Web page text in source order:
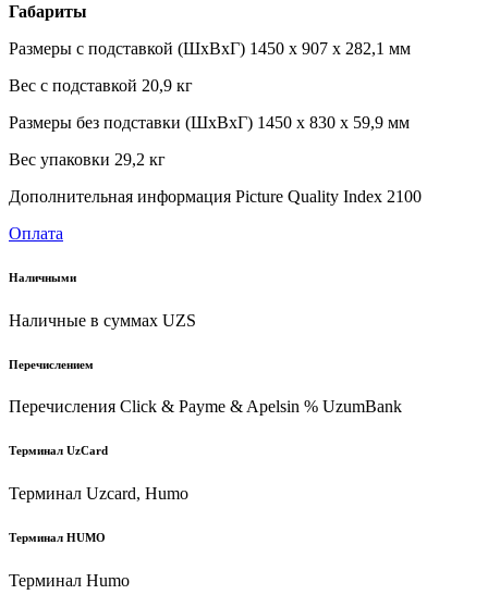
Габариты
Размеры с подставкой (ШxВxГ) 1450 х 907 х 282,1 мм
Вес с подставкой 20,9 кг
Размеры без подставки (ШxВxГ) 1450 х 830 х 59,9 мм
Вес упаковки 29,2 кг
Дополнительная информация Picture Quality Index 2100
Оплата
Наличными
Наличные в суммах UZS
Перечислением
Перечисления Click & Payme & Apelsin % UzumBank
Терминал UzCard
Терминал Uzcard, Humo
Терминал HUMO
Терминал Humo